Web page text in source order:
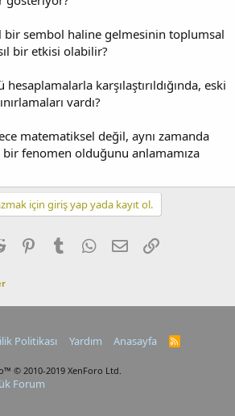
bir sembol haline gelmesinin toplumsal
bir etkisi olabilir?
hesaplamalarla karşılaştırıldığında, eski
vardı?
matematiksel değil, aynı zamanda
fenomen olduğunu anlamamıza
için giriş yap yada kayıt ol.
Reddit PinterestTumblrWhatsApp
E-postaLink
Politikası Yardım Anasayfa
R
© 2010-2019 XenForo Ltd.
Forum